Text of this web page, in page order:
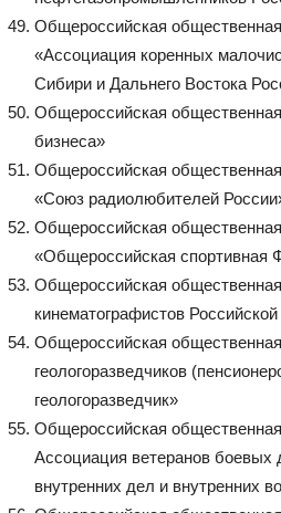
Общероссийская общественная
«Ассоциация коренных
Сибири и Дальнего Востока
Общероссийская
бизнеса»
Общероссийская
«Союз радиолюбителей
Общероссийская
«Общероссийская спортивная
Общероссийская
кинематографистов
Общероссийская общественная
геологоразведчиков
геологоразведчик»
Общероссийская
Ассоциация ветеранов боевых
внутренних дел и внутренних